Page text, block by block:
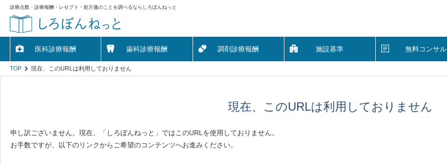
診療点数・診療報酬・レセプト・処方箋のことを調べるならしろぼんねっと
医科診療報酬 歯科診療報酬 調剤診療報酬 施設基準 無料コンサル
TOP 現在、このURLは利用しておりません
現在、このURLは利用しておりません
申し訳ございません。現在、「しろぼんねっと」ではこのURLを使用しておりません。
お手数ですが、以下のリンクからご希望のコンテンツへお進みください。